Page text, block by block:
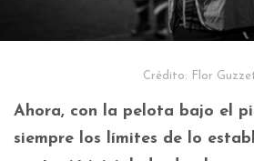
Crédito: Flor
Ahora, con la pelota bajo el
siempre los límites de lo